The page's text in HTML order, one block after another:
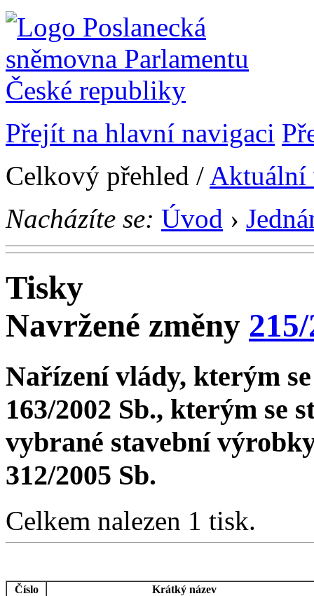
Přejít na hlavní navigaci
Celkový přehled / Aktuální
Nacházíte se: Úvod ›
Tisky
Navržené změny
Nařízení vlády, kterým
163/2002 Sb., kterým se
vybrané stavební
312/2005 Sb.
Celkem nalezen 1 tisk.
Číslo
Krátký název